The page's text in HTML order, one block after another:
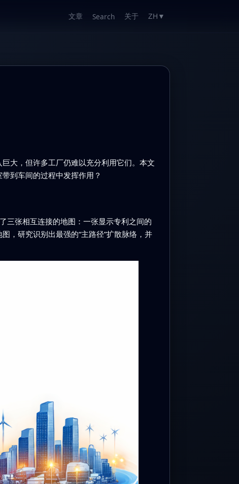
文章 Search 关于 ZH ▼
大，但许多工厂仍难以充分利用它们。本文
到车间的过程中发挥作用？
三张相互连接的地图：一张显示专利之间的
，研究识别出最强的“主路径”扩散脉络，并